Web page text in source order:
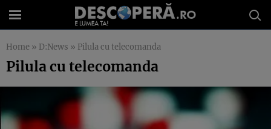
Home » D:News » Pilula cu telecomanda
Pilula cu telecomanda